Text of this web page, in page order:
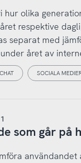
olika
respektive
separat med
året av
SOCIALA
som går på